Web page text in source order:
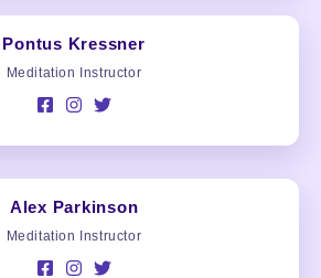
Pontus Kressner
Meditation Instructor
Alex Parkinson
Meditation Instructor